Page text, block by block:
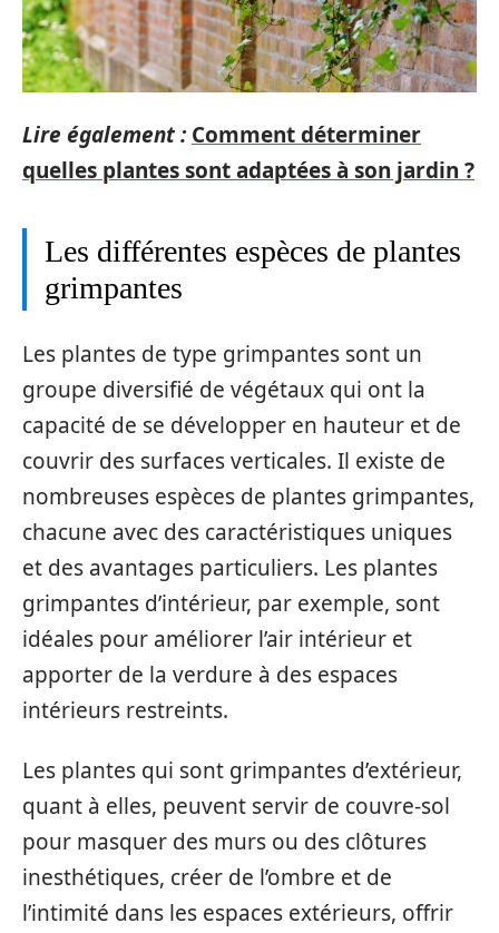
Lire également : Comment déterminer
quelles plantes sont adaptées à son jardin ?
Les différentes espèces de plantes
grimpantes
Les plantes de type grimpantes sont un
groupe diversifié de végétaux qui ont la
capacité de se développer en hauteur et de
couvrir des surfaces verticales. Il existe de
nombreuses espèces de plantes grimpantes,
chacune avec des caractéristiques uniques
et des avantages particuliers. Les plantes
grimpantes d’intérieur, par exemple, sont
idéales pour améliorer l’air intérieur et
apporter de la verdure à des espaces
intérieurs restreints.
Les plantes qui sont grimpantes d’extérieur,
quant à elles, peuvent servir de couvre-sol
pour masquer des murs ou des clôtures
inesthétiques, créer de l’ombre et de
l’intimité dans les espaces extérieurs, offrir